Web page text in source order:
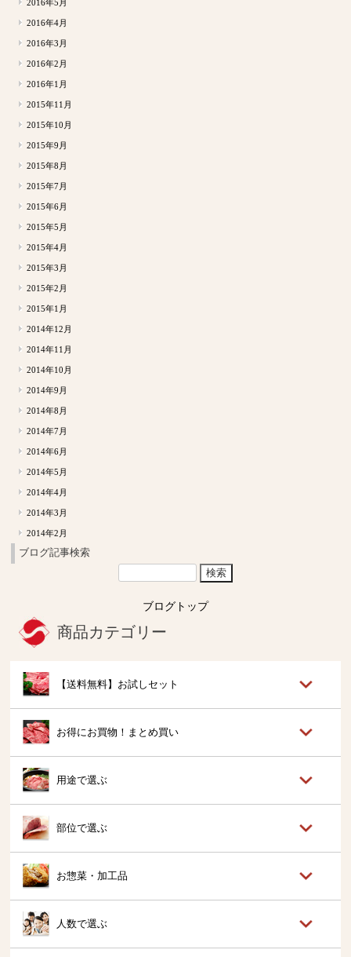
2016年5月
2016年4月
2016年3月
2016年2月
2016年1月
2015年11月
2015年10月
2015年9月
2015年8月
2015年7月
2015年6月
2015年5月
2015年4月
2015年3月
2015年2月
2015年1月
2014年12月
2014年11月
2014年10月
2014年9月
2014年8月
2014年7月
2014年6月
2014年5月
2014年4月
2014年3月
2014年2月
ブログ記事検索
ブログトップ
商品カテゴリー
【送料無料】お試しセット
お得にお買物！まとめ買い
用途で選ぶ
部位で選ぶ
お惣菜・加工品
人数で選ぶ